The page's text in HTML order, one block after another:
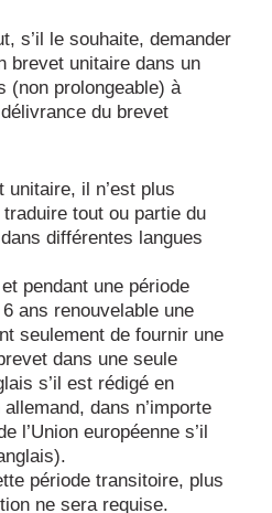
s’il le souhaite, demander
brevet unitaire dans un
(non prolongeable) à
du brevet
unitaire, il n’est plus
tout ou partie du
différentes langues
pendant une période
ans renouvelable une
seulement de fournir une
dans une seule
s’il est rédigé en
dans n’importe
l’Union européenne s’il
période transitoire, plus
ne sera requise.